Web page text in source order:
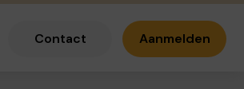
Contact Aanmelden